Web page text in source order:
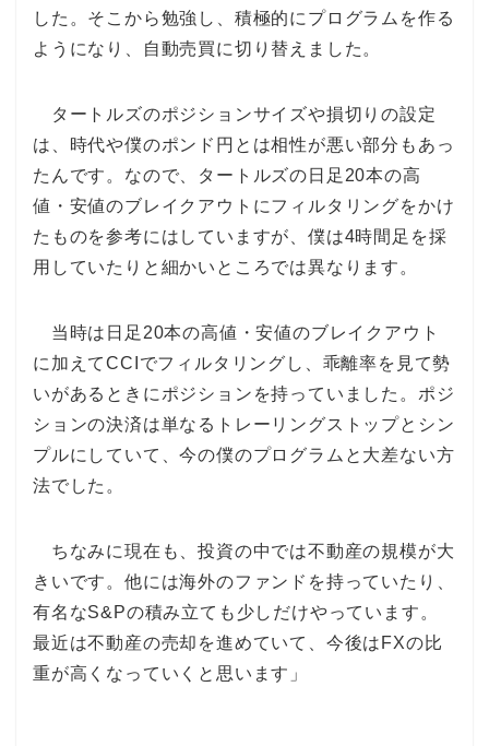
した。そこから勉強し、積極的にプログラムを作る
ようになり、自動売買に切り替えました。
タートルズのポジションサイズや損切りの設定
は、時代や僕のポンド円とは相性が悪い部分もあっ
たんです。なので、タートルズの日足20本の高
値・安値のブレイクアウトにフィルタリングをかけ
たものを参考にはしていますが、僕は4時間足を採
用していたりと細かいところでは異なります。
当時は日足20本の高値・安値のブレイクアウト
に加えてCCIでフィルタリングし、乖離率を見て勢
いがあるときにポジションを持っていました。ポジ
ションの決済は単なるトレーリングストップとシン
プルにしていて、今の僕のプログラムと大差ない方
法でした。
ちなみに現在も、投資の中では不動産の規模が大
きいです。他には海外のファンドを持っていたり、
有名なS&Pの積み立ても少しだけやっています。
最近は不動産の売却を進めていて、今後はFXの比
重が高くなっていくと思います」